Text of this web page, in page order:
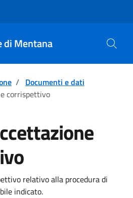
di Mentana
/ Documenti e dati
corrispettivo
relativo alla procedura di
indicato.